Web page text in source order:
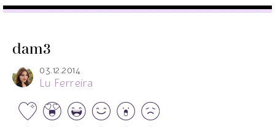
dam3
03.12.2014
Lu Ferreira